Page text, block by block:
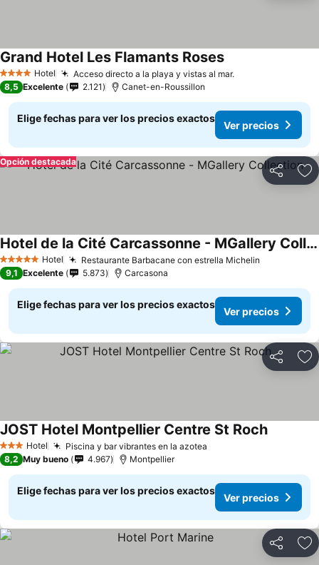
4 EstrellasHotel Acceso directo a la playa y vistas al mar.
Grand Hotel Les Flamants Roses
8,5 Excelente 2.121 Canet-en-Roussillon
Elige fechas para ver los precios exactos
Ver precios
Compartir
Opción destacada
5 Estrellas Hotel Restaurante Barbacane con estrella Michelin
Hotel de la Cité Carcassonne - MGallery Collection
9,1 Excelente 5.873 Carcasona
Elige fechas para ver los precios exactos
Ver precios
Compartir
3 Estrellas
Hotel Piscina y bar vibrantes en la azotea
JOST Hotel Montpellier Centre St Roch
8,2 Muy bueno 4.967 Montpellier
Elige fechas para ver los precios exactos
Ver precios
Compartir